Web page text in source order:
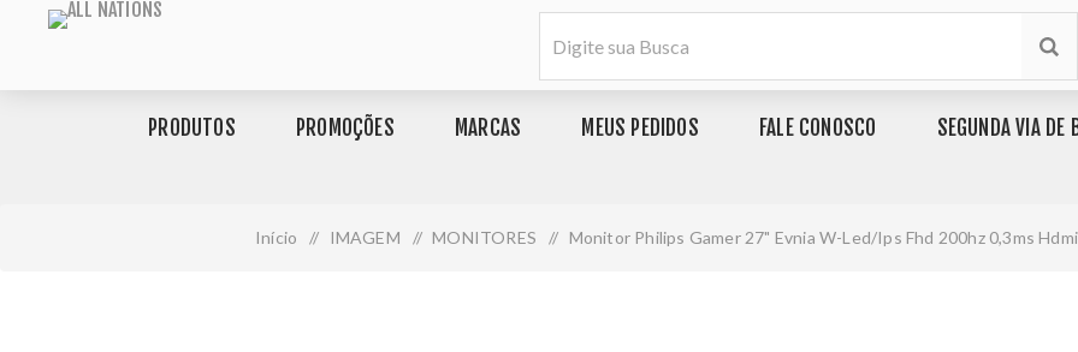
PRODUTOS PROMOÇÕES MARCAS MEUS PEDIDOS FALE CONOSCO SEGUNDA VIA DE
Início / IMAGEM / MONITORES / Monitor Philips Gamer 27" Evnia W-Led/Ips Fhd 200hz 0,3ms